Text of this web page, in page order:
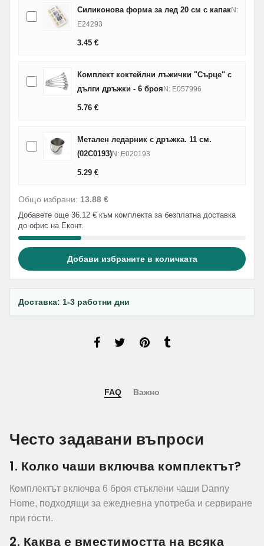
Силиконова форма за лед 20 см с капакN:
E24293
3.45 €
Комплект коктейлни лъжички "Сърце" с
дълги дръжки - 6 броя N: E057996
5.76 €
Метален ледарник с дръжка. 11 см.
(02C0193)N: E020193
5.29 €
Общо избрани: 13.88 €
Добавете още 36.12 € към комплекта за безплатна доставка
до офис на Еконт.
Добави избраните в количката
Доставка: 1-3 работни дни
FAQ Важно
Често задавани въпроси
1. Колко чаши включва комплектът?
Комплектът включва 6 броя стъклени чаши Danny
Home, подходящи за ежедневна употреба и сервиране
при гости.
2. Каква е вместимостта на всяка